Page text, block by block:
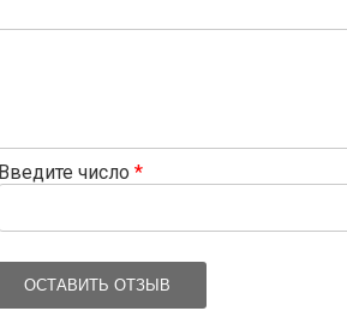
Введите число *
ОСТАВИТЬ ОТЗЫВ